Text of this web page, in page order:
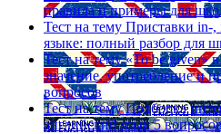
правила и примеры для
Тест на тему Приставки in-,
языке: полный разбор для
Тест на тему «To be given»
значение, употребление и
вопросов
Тест на тему Подборка
английский язык 5